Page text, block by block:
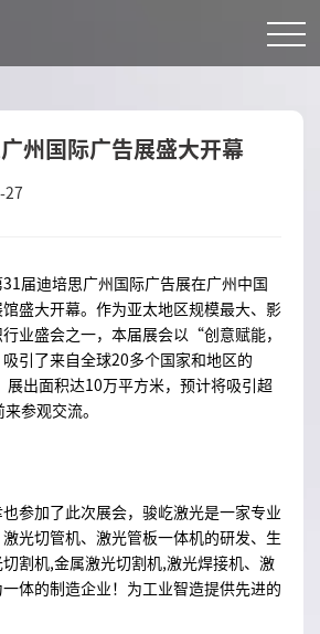
州国际广告展盛大开幕
27
届迪培思广州国际广告展在广州中国
盛大开幕。作为亚太地区规模最大、影
业盛会之一，本届展会以“创意赋能，
引了来自全球20多个国家和地区的
展出面积达10万平方米，预计将吸引超
参观交流。
参加了此次展会，骏屹激光是一家专业
光切管机、激光管板一体机的研发、生
割机,金属激光切割机,激光焊接机、激
体的制造企业！为工业智造提供先进的